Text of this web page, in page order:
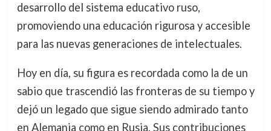
desarrollo del sistema educativo ruso,
promoviendo una educación rigurosa y accesible
para las nuevas generaciones de intelectuales.
Hoy en día, su figura es recordada como la de un
sabio que trascendió las fronteras de su tiempo y
dejó un legado que sigue siendo admirado tanto
en Alemania como en Rusia. Sus contribuciones